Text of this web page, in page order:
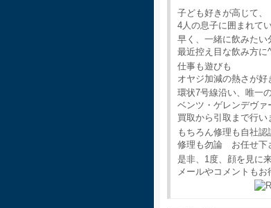
子ども好きが高じて、
4人の息子に囲まれてい
早く、一緒に飲みたい
最近控え目な飲み方に
仕事も遊びも
オヤジ加減の熱さが好
環状7号線沿い、唯一
ベンツ・ゲレンデヴァ
買取から引取まで行い
もちろん修理も自社
修理も勿論 お任せ下
是非、1度、顔を見に
メールやコメントもお